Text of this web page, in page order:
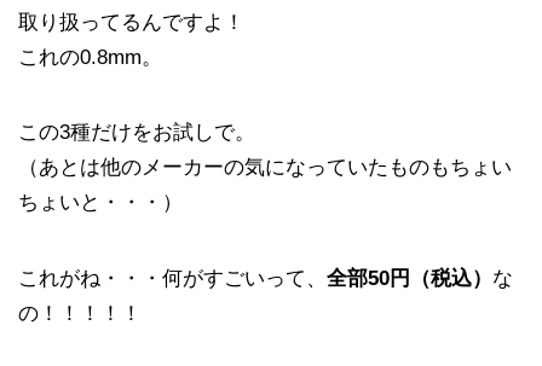
取り扱ってるんですよ！
これの0.8mm。
この3種だけをお試しで。
（あとは他のメーカーの気になっていたものもちょい
ちょいと・・・）
これがね・・・何がすごいって、 全部50円（税込） な
の！！！！！